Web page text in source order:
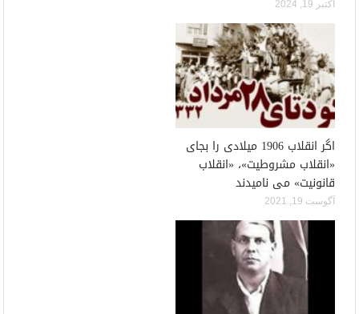
اکتبر 19, 2024
اگر انقلاب 1906 میلادی را بجای
«انقلاب مشروطیت»، «انقلاب
قانونیت» می نامیدند
آگوست 19, 2021